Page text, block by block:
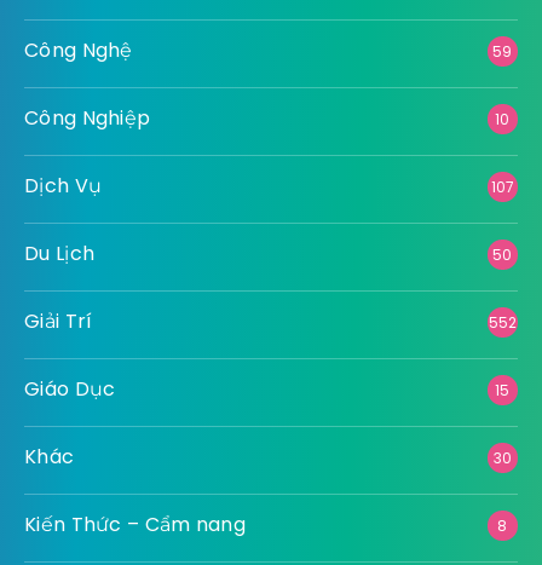
Công Nghệ 59
Công Nghiệp 10
Dịch Vụ 107
Du Lịch 50
Giải Trí 552
Giáo Dục 15
Khác 30
Kiến Thức – Cẩm nang 8